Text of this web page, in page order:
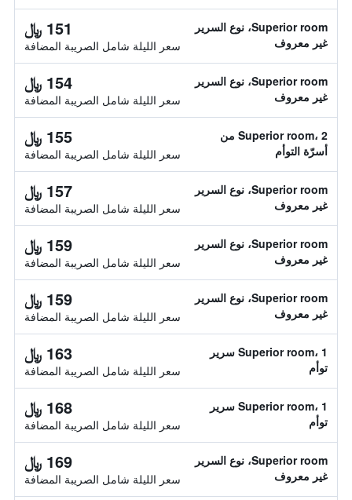
Superior room، نوع السرير
غير معروف
151 ﷼
سعر الليلة شامل الصريبة المضافة
Superior room، نوع السرير
غير معروف
154 ﷼
سعر الليلة شامل الصريبة المضافة
Superior room، 2 من
أسرّة التوأم
155 ﷼
سعر الليلة شامل الصريبة المضافة
Superior room، نوع السرير
غير معروف
157 ﷼
سعر الليلة شامل الصريبة المضافة
Superior room، نوع السرير
غير معروف
159 ﷼
سعر الليلة شامل الصريبة المضافة
Superior room، نوع السرير
غير معروف
159 ﷼
سعر الليلة شامل الصريبة المضافة
Superior room، 1 سرير
توأم
163 ﷼
سعر الليلة شامل الصريبة المضافة
Superior room، 1 سرير
توأم
168 ﷼
سعر الليلة شامل الصريبة المضافة
Superior room، نوع السرير
غير معروف
169 ﷼
سعر الليلة شامل الصريبة المضافة